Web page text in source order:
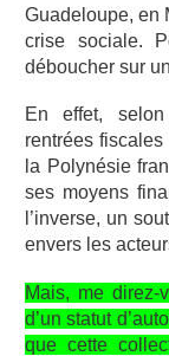
Guadeloupe, en
crise sociale.
déboucher sur
En effet,
rentrées
la Polynésie
ses moyens
l’inverse, un
envers les
Mais, me direz-
d’un statut
que cette